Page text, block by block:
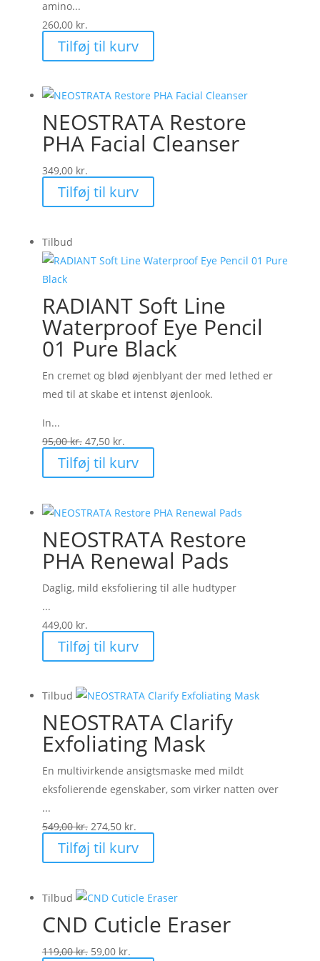
amino...
260,00 kr.
Tilføj til kurv
NEOSTRATA Restore
PHA Facial Cleanser
349,00 kr.
Tilføj til kurv
Tilbud
RADIANT Soft Line
Waterproof Eye Pencil
01 Pure Black
En cremet og blød øjenblyant der med lethed er
med til at skabe et intenst øjenlook.
In...
95,00kr. Den
oprindelige
pris
95,00 kr..
47,50 kr.Den
aktuelle
pris
47,50 kr..
Tilføj til kurv
NEOSTRATA Restore
PHA Renewal Pads
Daglig, mild eksfoliering til alle hudtyper
...
449,00 kr.
Tilføj til kurv
Tilbud
NEOSTRATA Clarify
Exfoliating Mask
En multivirkende ansigtsmaske med mildt
eksfolierende egenskaber, som virker natten over
...
549,00kr. Den
oprindelige
pris
549,00 kr..
274,50 kr.Den
aktuelle
pris
274,50 kr..
Tilføj til kurv
Tilbud
CND Cuticle Eraser
119,00kr. Den
59,00 kr.